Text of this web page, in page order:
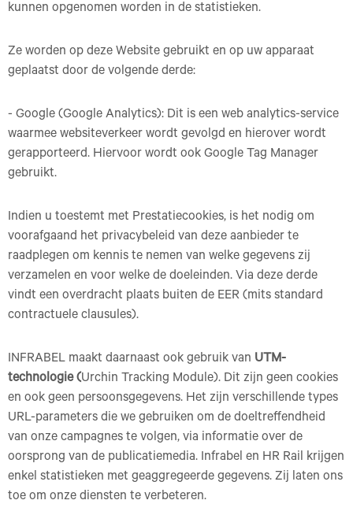
kunnen opgenomen worden in de statistieken.
Ze worden op deze Website gebruikt en op uw apparaat
geplaatst door de volgende derde:
- Google (Google Analytics): Dit is een web analytics-service
waarmee websiteverkeer wordt gevolgd en hierover wordt
gerapporteerd. Hiervoor wordt ook Google Tag Manager
gebruikt.
Indien u toestemt met Prestatiecookies, is het nodig om
voorafgaand het privacybeleid van deze aanbieder te
raadplegen om kennis te nemen van welke gegevens zij
verzamelen en voor welke de doeleinden. Via deze derde
vindt een overdracht plaats buiten de EER (mits standard
contractuele clausules).
INFRABEL maakt daarnaast ook gebruik van UTM-
technologie (Urchin Tracking Module). Dit zijn geen cookies
en ook geen persoonsgegevens. Het zijn verschillende types
URL-parameters die we gebruiken om de doeltreffendheid
van onze campagnes te volgen, via informatie over de
oorsprong van de publicatiemedia. Infrabel en HR Rail krijgen
enkel statistieken met geaggregeerde gegevens. Zij laten ons
toe om onze diensten te verbeteren.